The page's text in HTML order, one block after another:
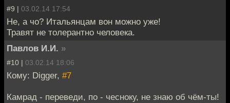
#9 | 03.02.14 17:54
Не, а чо? Итальянцам вон можно уже!
Травят не толерантно человека.
Павлов И.И. »
#10 | 03.02.14 18:06
Кому: Digger, #7
Камрад - переведи, по - чесноку, не знаю об чём-ты!